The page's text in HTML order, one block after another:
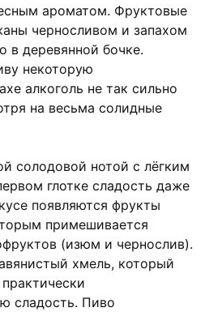
ароматом. Фруктовые
черносливом и запахом
в деревянной бочке.
некоторую
алкоголь не так сильно
на весьма солидные
солодовой нотой с лёгким
глотке сладость даже
появляются фрукты
примешивается
(изюм и чернослив).
хмель, который
сладость. Пиво